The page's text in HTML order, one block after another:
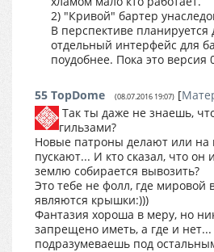
2) "Кривой" бартер
В перспективе планируется
отдельный интерфейс для
поудобнее. Пока это версия
55 TopDome (08.07.2016 19:07) [
Так ты даже не знаешь,
гильзами?
Новые патроны делают или на
пускают... И кто сказал, что он
землю собирается вывозить?
Это тебе не фолл, где мировой
являются крышки:)))
Фантазия хороша в меру, но
запрещено иметь, а где и
подразумеваешь под